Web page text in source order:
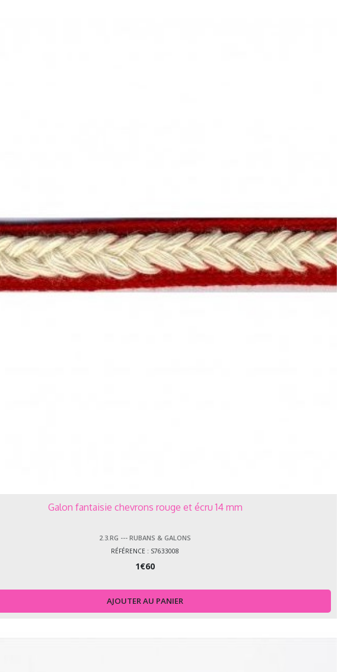
Galon fantaisie chevrons rouge et écru 14 mm
2.3.RG --- RUBANS & GALONS
RÉFÉRENCE : S7633008
1€60
AJOUTER AU PANIER